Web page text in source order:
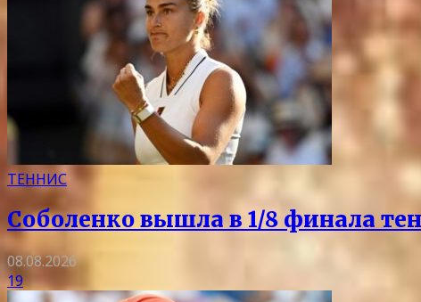
ТЕННИС
Соболенко вышла в 1/8 финала
08.08.2026
19